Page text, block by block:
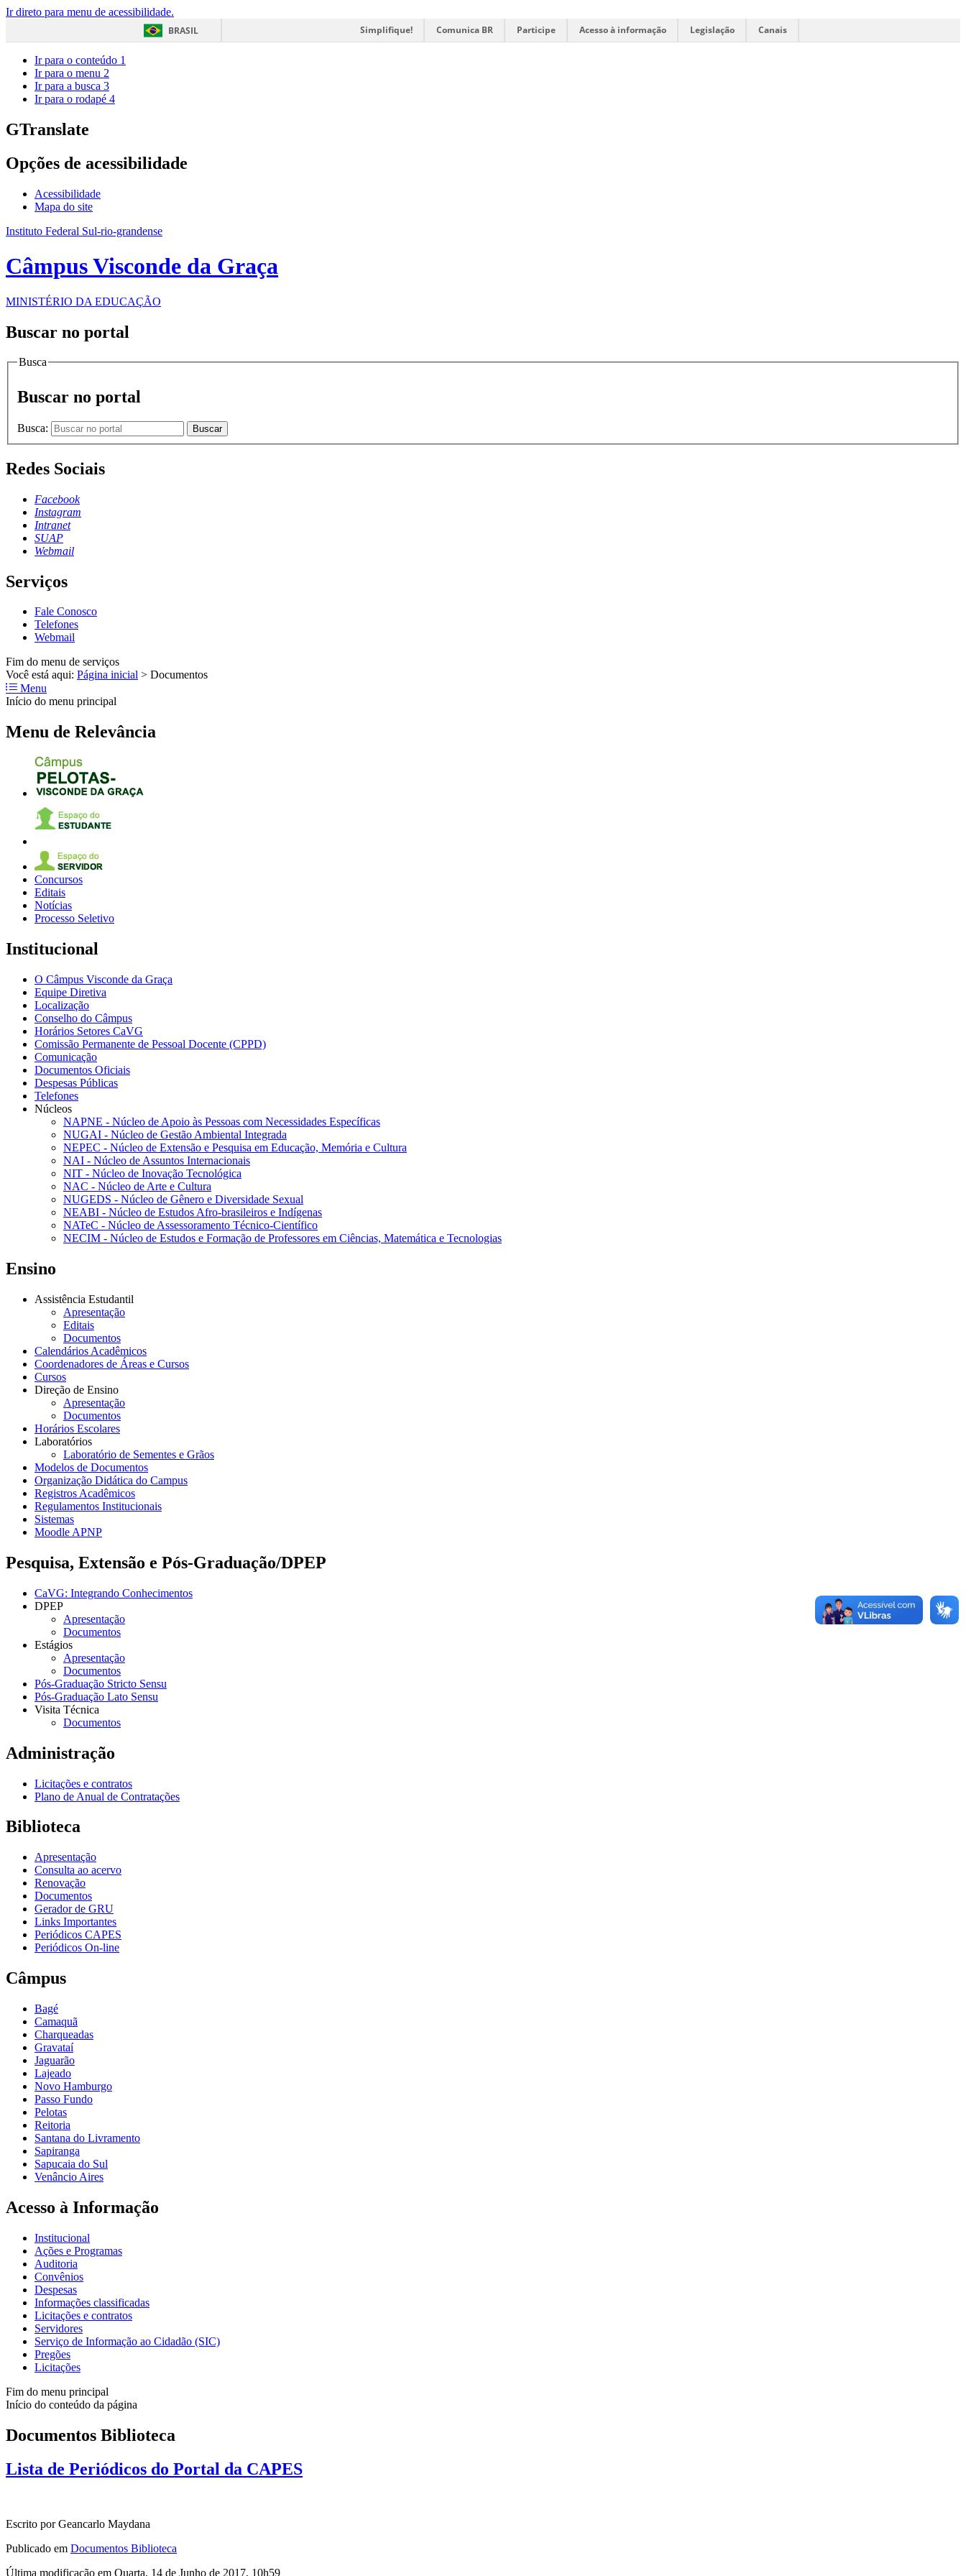
Ir direto para menu de acessibilidade.
BRASIL
Simplifique! Comunica BR Participe Acesso à informação Legislação Canais
Ir para o conteúdo 1
Ir para o menu 2
Ir para a busca 3
Ir para o rodapé 4
GTranslate
Opções de acessibilidade
Acessibilidade
Mapa do site
Instituto Federal Sul-rio-grandense
Câmpus Visconde da Graça
MINISTÉRIO DA EDUCAÇÃO
Buscar no portal
Busca
Buscar no portal
Busca: Buscar
Redes Sociais
Facebook
Instagram
Intranet
SUAP
Webmail
Serviços
Fale Conosco
Telefones
Webmail
Fim do menu de serviços
Você está aqui: Página inicial > Documentos
Menu
Início do menu principal
Menu de Relevância
Concursos
Editais
Notícias
Processo Seletivo
Institucional
O Câmpus Visconde da Graça
Equipe Diretiva
Localização
Conselho do Câmpus
Horários Setores CaVG
Comissão Permanente de Pessoal Docente (CPPD)
Comunicação
Documentos Oficiais
Despesas Públicas
Telefones
Núcleos
NAPNE - Núcleo de Apoio às Pessoas com Necessidades Específicas
NUGAI - Núcleo de Gestão Ambiental Integrada
NEPEC - Núcleo de Extensão e Pesquisa em Educação, Memória e Cultura
NAI - Núcleo de Assuntos Internacionais
NIT - Núcleo de Inovação Tecnológica
NAC - Núcleo de Arte e Cultura
NUGEDS - Núcleo de Gênero e Diversidade Sexual
NEABI - Núcleo de Estudos Afro-brasileiros e Indígenas
NATeC - Núcleo de Assessoramento Técnico-Científico
NECIM - Núcleo de Estudos e Formação de Professores em Ciências, Matemática e Tecnologias
Ensino
Assistência Estudantil
Apresentação
Editais
Documentos
Calendários Acadêmicos
Coordenadores de Áreas e Cursos
Cursos
Direção de Ensino
Apresentação
Documentos
Horários Escolares
Laboratórios
Laboratório de Sementes e Grãos
Modelos de Documentos
Organização Didática do Campus
Registros Acadêmicos
Regulamentos Institucionais
Sistemas
Moodle APNP
Pesquisa, Extensão e Pós-Graduação/DPEP
CaVG: Integrando Conhecimentos
DPEP
Apresentação
Documentos
Estágios
Apresentação
Documentos
Pós-Graduação Stricto Sensu
Pós-Graduação Lato Sensu
Visita Técnica
Documentos
Administração
Licitações e contratos
Plano de Anual de Contratações
Biblioteca
Apresentação
Consulta ao acervo
Renovação
Documentos
Gerador de GRU
Links Importantes
Periódicos CAPES
Periódicos On-line
Câmpus
Bagé
Camaquã
Charqueadas
Gravataí
Jaguarão
Lajeado
Novo Hamburgo
Passo Fundo
Pelotas
Reitoria
Santana do Livramento
Sapiranga
Sapucaia do Sul
Venâncio Aires
Acesso à Informação
Institucional
Ações e Programas
Auditoria
Convênios
Despesas
Informações classificadas
Licitações e contratos
Servidores
Serviço de Informação ao Cidadão (SIC)
Pregões
Licitações
Fim do menu principal
Início do conteúdo da página
Documentos Biblioteca
Lista de Periódicos do Portal da CAPES
Escrito por Geancarlo Maydana
Publicado em Documentos Biblioteca
Última modificação em Quarta, 14 de Junho de 2017, 10h59